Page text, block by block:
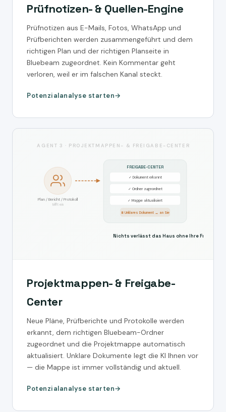
Prüfnotizen- & Quellen-Engine
Prüfnotizen aus E-Mails, Fotos, WhatsApp und
Prüfberichten werden zusammengeführt und dem
richtigen Plan und der richtigen Planseite in
Bluebeam zugeordnet. Kein Kommentar geht
verloren, weil er im falschen Kanal steckt.
Potenzialanalyse starten
AGENT 3 · PROJEKTMAPPEN- & FREIGABE-CENTER
Plan / Bericht / Protokoll
trifft ein
FREIGABE-CENTER
✓ Dokument erkannt
✓ Ordner zugeordnet
✓ Mappe aktualisiert
⏸ Unklares Dokument → an Sie
Nichts verlässt das Haus ohne Ihre Freigabe
Projektmappen- & Freigabe-
Center
Neue Pläne, Prüfberichte und Protokolle werden
erkannt, dem richtigen Bluebeam-Ordner
zugeordnet und die Projektmappe automatisch
aktualisiert. Unklare Dokumente legt die KI Ihnen vor
— die Mappe ist immer vollständig und aktuell.
Potenzialanalyse starten